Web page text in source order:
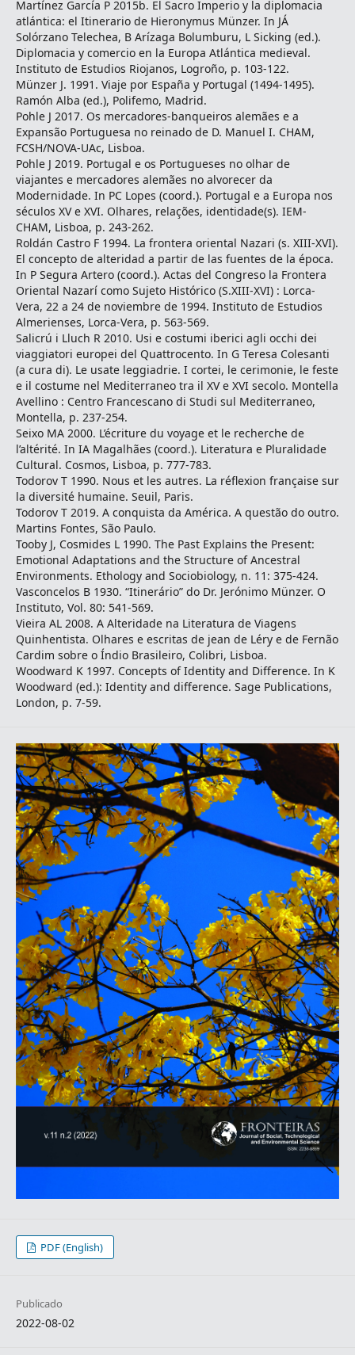
Martínez García P 2015b. El Sacro Imperio y la diplomacia
atlántica: el Itinerario de Hieronymus Münzer. In JÁ
Solórzano Telechea, B Arízaga Bolumburu, L Sicking (ed.).
Diplomacia y comercio en la Europa Atlántica medieval.
Instituto de Estudios Riojanos, Logroño, p. 103-122.
Münzer J. 1991. Viaje por España y Portugal (1494-1495).
Ramón Alba (ed.), Polifemo, Madrid.
Pohle J 2017. Os mercadores-banqueiros alemães e a
Expansão Portuguesa no reinado de D. Manuel I. CHAM,
FCSH/NOVA-UAc, Lisboa.
Pohle J 2019. Portugal e os Portugueses no olhar de
viajantes e mercadores alemães no alvorecer da
Modernidade. In PC Lopes (coord.). Portugal e a Europa nos
séculos XV e XVI. Olhares, relações, identidade(s). IEM-
CHAM, Lisboa, p. 243-262.
Roldán Castro F 1994. La frontera oriental Nazari (s. XIII-XVI).
El concepto de alteridad a partir de las fuentes de la época.
In P Segura Artero (coord.). Actas del Congreso la Frontera
Oriental Nazarí como Sujeto Histórico (S.XIII-XVI) : Lorca-
Vera, 22 a 24 de noviembre de 1994. Instituto de Estudios
Almerienses, Lorca-Vera, p. 563-569.
Salicrú i Lluch R 2010. Usi e costumi iberici agli occhi dei
viaggiatori europei del Quattrocento. In G Teresa Colesanti
(a cura di). Le usate leggiadrie. I cortei, le cerimonie, le feste
e il costume nel Mediterraneo tra il XV e XVI secolo. Montella
Avellino : Centro Francescano di Studi sul Mediterraneo,
Montella, p. 237-254.
Seixo MA 2000. L’écriture du voyage et le recherche de
l’altérité. In IA Magalhães (coord.). Literatura e Pluralidade
Cultural. Cosmos, Lisboa, p. 777-783.
Todorov T 1990. Nous et les autres. La réflexion française sur
la diversité humaine. Seuil, Paris.
Todorov T 2019. A conquista da América. A questão do outro.
Martins Fontes, São Paulo.
Tooby J, Cosmides L 1990. The Past Explains the Present:
Emotional Adaptations and the Structure of Ancestral
Environments. Ethology and Sociobiology, n. 11: 375-424.
Vasconcelos B 1930. “Itinerário” do Dr. Jerónimo Münzer. O
Instituto, Vol. 80: 541-569.
Vieira AL 2008. A Alteridade na Literatura de Viagens
Quinhentista. Olhares e escritas de jean de Léry e de Fernão
Cardim sobre o Índio Brasileiro, Colibri, Lisboa.
Woodward K 1997. Concepts of Identity and Difference. In K
Woodward (ed.): Identity and difference. Sage Publications,
London, p. 7-59.
PDF (English)
Publicado
2022-08-02